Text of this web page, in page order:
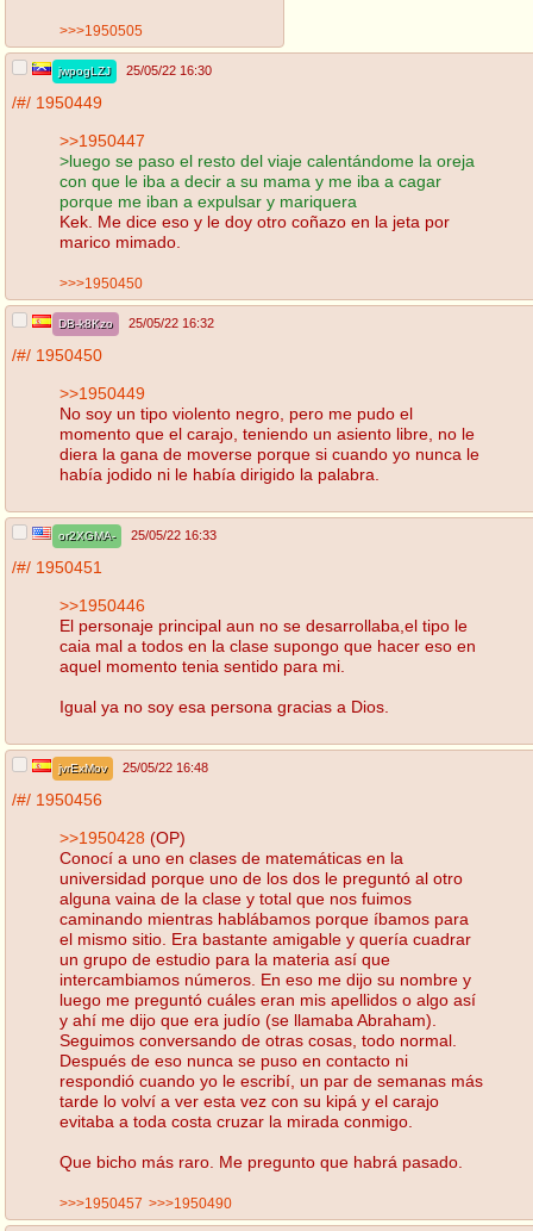
>>>1950505
jwpogLZJ 25/05/22 16:30
/#/ 1950449
>>1950447
>luego se paso el resto del viaje calentándome la oreja
con que le iba a decir a su mama y me iba a cagar
porque me iban a expulsar y mariquera
Kek. Me dice eso y le doy otro coñazo en la jeta por
marico mimado.
>>>1950450
DB-k8Kzo 25/05/22 16:32
/#/ 1950450
>>1950449
No soy un tipo violento negro, pero me pudo el
momento que el carajo, teniendo un asiento libre, no le
diera la gana de moverse porque si cuando yo nunca le
había jodido ni le había dirigido la palabra.
or2XGMA- 25/05/22 16:33
/#/ 1950451
>>1950446
El personaje principal aun no se desarrollaba,el tipo le
caia mal a todos en la clase supongo que hacer eso en
aquel momento tenia sentido para mi.
Igual ya no soy esa persona gracias a Dios.
jvrExMov 25/05/22 16:48
/#/ 1950456
>>1950428 (OP)
Conocí a uno en clases de matemáticas en la
universidad porque uno de los dos le preguntó al otro
alguna vaina de la clase y total que nos fuimos
caminando mientras hablábamos porque íbamos para
el mismo sitio. Era bastante amigable y quería cuadrar
un grupo de estudio para la materia así que
intercambiamos números. En eso me dijo su nombre y
luego me preguntó cuáles eran mis apellidos o algo así
y ahí me dijo que era judío (se llamaba Abraham).
Seguimos conversando de otras cosas, todo normal.
Después de eso nunca se puso en contacto ni
respondió cuando yo le escribí, un par de semanas más
tarde lo volví a ver esta vez con su kipá y el carajo
evitaba a toda costa cruzar la mirada conmigo.
Que bicho más raro. Me pregunto que habrá pasado.
>>>1950457 >>>1950490